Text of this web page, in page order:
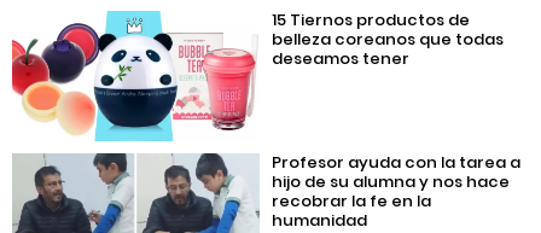
15 Tiernos productos de
belleza coreanos que todas
deseamos tener
Profesor ayuda con la tarea a
hijo de su alumna y nos hace
recobrar la fe en la
humanidad